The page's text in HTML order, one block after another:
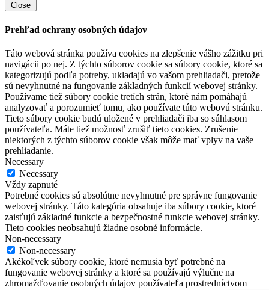
Close
Prehľad ochrany osobných údajov
Táto webová stránka používa cookies na zlepšenie vášho zážitku pri
navigácii po nej. Z týchto súborov cookie sa súbory cookie, ktoré sa
kategorizujú podľa potreby, ukladajú vo vašom prehliadači, pretože
sú nevyhnutné na fungovanie základných funkcií webovej stránky.
Používame tiež súbory cookie tretích strán, ktoré nám pomáhajú
analyzovať a porozumieť tomu, ako používate túto webovú stránku.
Tieto súbory cookie budú uložené v prehliadači iba so súhlasom
používateľa. Máte tiež možnosť zrušiť tieto cookies. Zrušenie
niektorých z týchto súborov cookie však môže mať vplyv na vaše
prehliadanie.
Necessary
Necessary
Vždy zapnuté
Potrebné cookies sú absolútne nevyhnutné pre správne fungovanie
webovej stránky. Táto kategória obsahuje iba súbory cookie, ktoré
zaisťujú základné funkcie a bezpečnostné funkcie webovej stránky.
Tieto cookies neobsahujú žiadne osobné informácie.
Non-necessary
Non-necessary
Akékoľvek súbory cookie, ktoré nemusia byť potrebné na
fungovanie webovej stránky a ktoré sa používajú výlučne na
zhromažďovanie osobných údajov používateľa prostredníctvom